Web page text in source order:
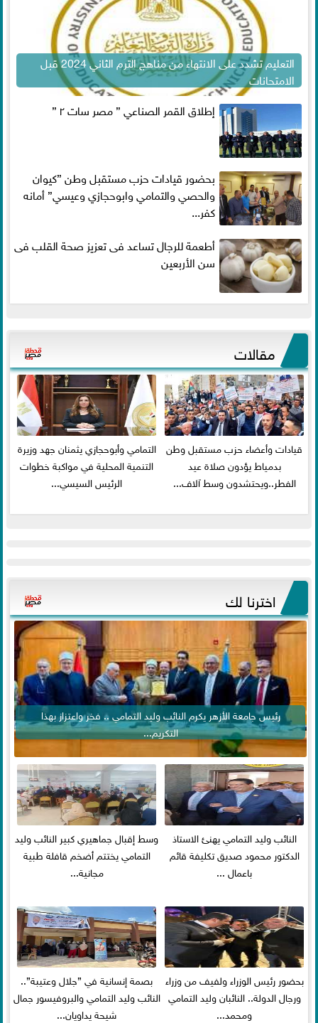
التعليم تشدد على الانتهاء من مناهج الترم الثاني 2024 قبل
الامتحانات
إطلاق القمر الصناعي ” مصر سات ٢ ”
بحضور قيادات حزب مستقبل وطن ”كيوان
والحصي والتمامي وابوحجازي وعيسي” أمانه
كفر...
أطعمة للرجال تساعد فى تعزيز صحة القلب فى
سن الأربعين
مقالات
قيادات وأعضاء حزب مستقبل وطن
بدمياط يؤدون صلاة عيد
الفطر..ويحتشدون وسط آلاف...
التمامي وأبوحجازي يثمنان جهد وزيرة
التنمية المحلية في مواكبة خطوات
الرئيس السيسي...
اخترنا لك
رئيس جامعة الأزهر يكرم النائب وليد التمامي .. فخر واعتزاز بهذا
التكريم...
النائب وليد التمامي يهنئ الاستاذ
الدكتور محمود صديق تكليفة قائم
باعمال ...
وسط إقبال جماهيري كبير النائب وليد
التمامي يختتم أضخم قافلة طبية
مجانية...
بحضور رئيس الوزراء ولفيف من وزراء
ورجال الدولة.. النائبان وليد التمامي
ومحمد...
بصمة إنسانية في ”جلال وعتيبة”..
النائب وليد التمامي والبروفيسور جمال
شيحة يداويان...